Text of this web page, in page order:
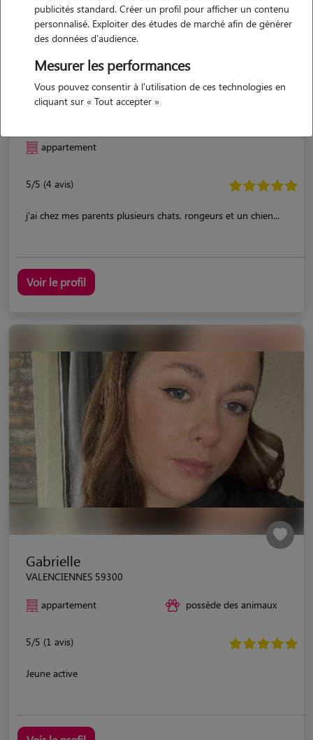
Josephine
appartement
5/5 (4 avis)
j'ai chez mes parents plusieurs chats, rongeurs et un chien...
Voir le profil
Gabrielle
VALENCIENNES 59300
appartement possède des animaux
5/5 (1 avis)
Jeune active
publicités standard. Créer un profil pour afficher un contenu
personnalisé. Exploiter des études de marché afin de générer
des données d'audience.
Mesurer les performances
Vous pouvez consentir à l'utilisation de ces technologies en
cliquant sur « Tout accepter »